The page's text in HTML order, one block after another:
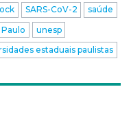
SARS-CoV-2
saúde
Paulo
unesp
estaduais paulistas